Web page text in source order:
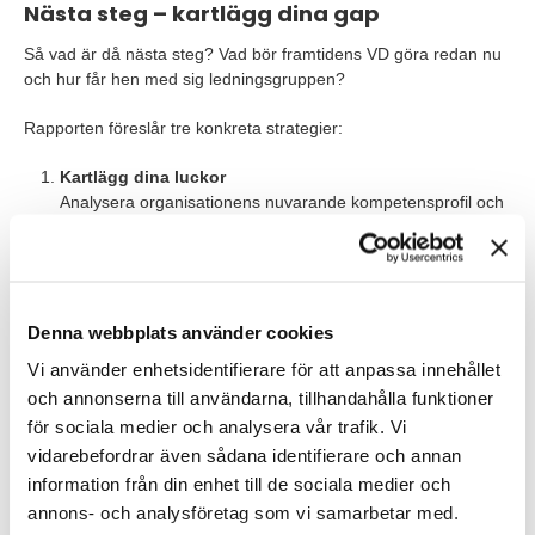
Denna webbplats använder cookies
Vi använder enhetsidentifierare för att anpassa innehållet
och annonserna till användarna, tillhandahålla funktioner
för sociala medier och analysera vår trafik. Vi
vidarebefordrar även sådana identifierare och annan
information från din enhet till de sociala medier och
annons- och analysföretag som vi samarbetar med.
Nästa steg – kartlägg dina gap
Så vad är då nästa steg? Vad bör framtidens VD göra redan nu
och hur får hen med sig ledningsgruppen?
Rapporten föreslår tre konkreta strategier:
Kartlägg dina luckor
Analysera organisationens nuvarande kompetensprofil och
även om två år. Ta gärna hjälp av externa
Gör partnern till medskapare
Ge externa specialister tillgång till era system, processer
och människor. Jobba gemensamt i styrgrupper, planering
och måluppföljning. Integrera externa parter som om de är
en del av organisationen.
Gör inlånad talang till er egen
Investera ionboarding, kulturförståelse och målbild. Ju